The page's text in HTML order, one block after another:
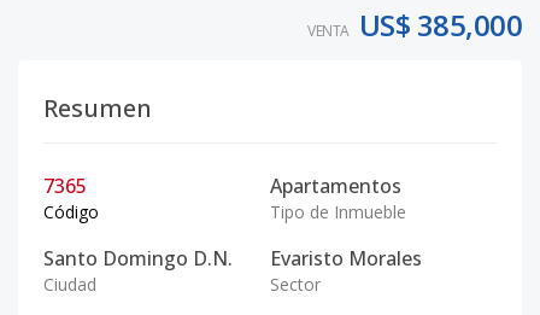
VENTA US$ 385,000
Resumen
7365
Código
Apartamentos
Tipo de Inmueble
Santo Domingo D.N.
Ciudad
Evaristo Morales
Sector